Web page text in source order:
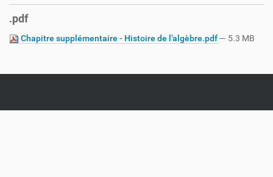
.pdf
Chapitre supplémentaire - Histoire de l'algèbre.pdf— 5.3 MB